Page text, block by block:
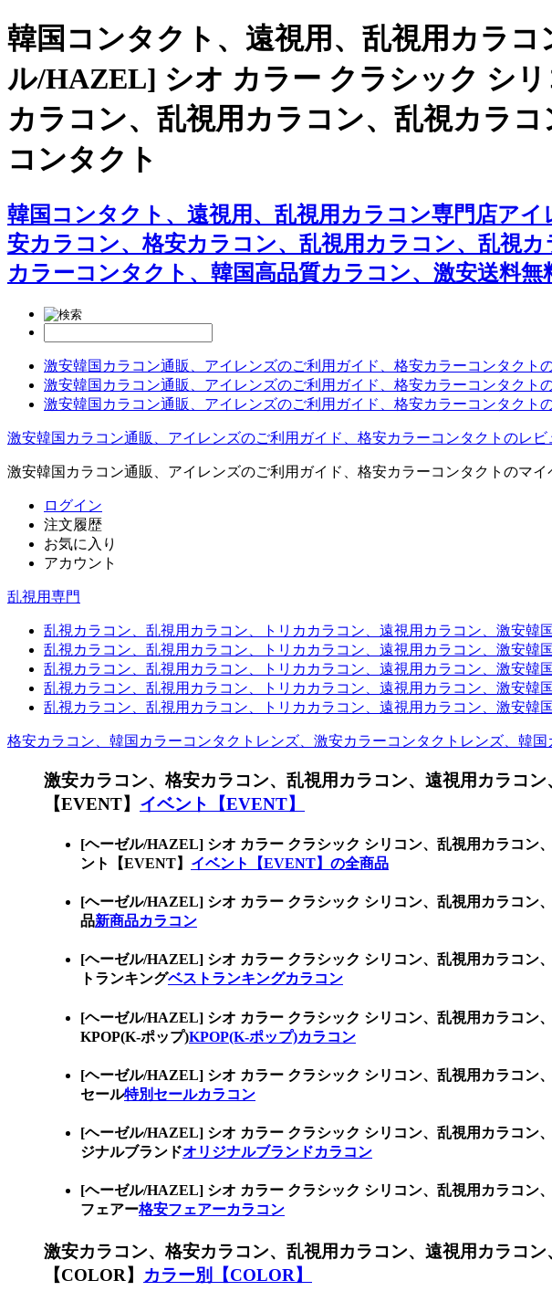
韓国コンタクト、遠視用、乱視用カラ
ル/HAZEL] シオ カラー クラシック シ
カラコン、乱視用カラコン、乱視カラ
コンタクト
韓国コンタクト、遠視用、乱視用カラコン専門店ア
安カラコン、格安カラコン、乱視用カラコン、乱視
カラーコンタクト、韓国高品質カラコン、激安送料無
激安韓国カラコン通販、アイレンズのご利用ガイド、格安カラーコンタクト
激安韓国カラコン通販、アイレンズのご利用ガイド、格安カラーコンタクト
激安韓国カラコン通販、アイレンズのご利用ガイド、格安カラーコンタクト
激安韓国カラコン通販、アイレンズのご利用ガイド、格安カラーコンタクトのレビ
激安韓国カラコン通販、アイレンズのご利用ガイド、格安カラーコンタクトのマイ
ログイン
注文履歴
お気に入り
アカウント
乱視用専門
乱視カラコン、乱視用カラコン、トリカカラコン、遠視用カラコン、激安韓
乱視カラコン、乱視用カラコン、トリカカラコン、遠視用カラコン、激安韓
乱視カラコン、乱視用カラコン、トリカカラコン、遠視用カラコン、激安韓
乱視カラコン、乱視用カラコン、トリカカラコン、遠視用カラコン、激安韓
乱視カラコン、乱視用カラコン、トリカカラコン、遠視用カラコン、激安韓
格安カラコン、韓国カラーコンタクトレンズ、激安カラーコンタクトレンズ、韓
激安カラコン、格安カラコン、乱視用カラコン、遠視用カラコ
【EVENT】 イベント【EVENT】
[ヘーゼル/HAZEL] シオ カラー クラシック シリコン、乱視用カラコン
ント【EVENT】 イベント【EVENT】の全商品
[ヘーゼル/HAZEL] シオ カラー クラシック シリコン、乱視用カラコン
品新商品カラコン
[ヘーゼル/HAZEL] シオ カラー クラシック シリコン、乱視用カラコン
トランキングベストランキングカラコン
[ヘーゼル/HAZEL] シオ カラー クラシック シリコン、乱視用カラコン
KPOP(K-ポップ)KPOP(K-ポップ)カラコン
[ヘーゼル/HAZEL] シオ カラー クラシック シリコン、乱視用カラコン
セール特別セールカラコン
[ヘーゼル/HAZEL] シオ カラー クラシック シリコン、乱視用カラコン
ジナルブランドオリジナルブランドカラコン
[ヘーゼル/HAZEL] シオ カラー クラシック シリコン、乱視用カラコン
フェアー格安フェアーカラコン
激安カラコン、格安カラコン、乱視用カラコン、遠視用カラコ
【COLOR】 カラー別【COLOR】